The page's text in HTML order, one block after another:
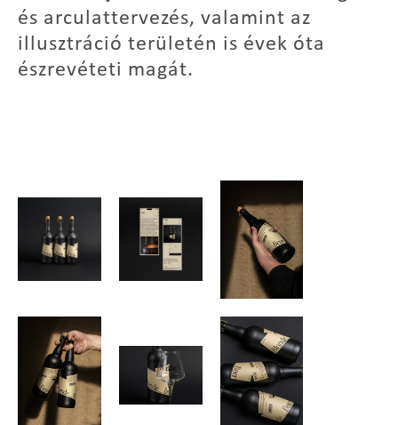
és arculattervezés, valamint az
illusztráció területén is évek óta
észrevéteti magát.